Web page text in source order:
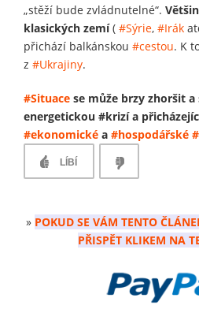
„stěží bude zvládnutelné“.
klasických zemí( #Sýrie, #Irák
přichází balkánskou #cestou. K
z #Ukrajiny.
#Situace se může brzy zhoršit a
energetickou #krizí a
#ekonomické a #hospodářské
LÍBÍ
» POKUD SE VÁM TENTO
PŘISPĚT KLIKEM NA